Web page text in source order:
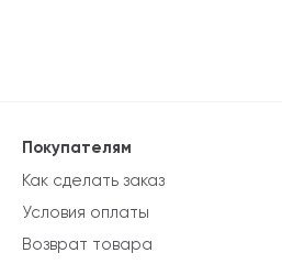
Покупателям
Как сделать заказ
Условия оплаты
Возврат товара